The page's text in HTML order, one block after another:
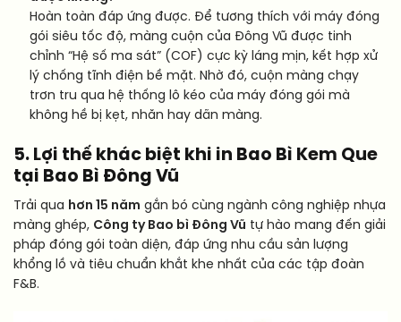
Hoàn toàn đáp ứng được. Để tương thích với máy đóng
gói siêu tốc độ, màng cuộn của Đông Vũ được tinh
chỉnh “Hệ số ma sát” (COF) cực kỳ láng mịn, kết hợp xử
lý chống tĩnh điện bề mặt. Nhờ đó, cuộn màng chạy
trơn tru qua hệ thống lô kéo của máy đóng gói mà
không hề bị kẹt, nhăn hay dãn màng.
5. Lợi thế khác biệt khi in Bao Bì Kem Que
tại Bao Bì Đông Vũ
Trải qua hơn 15 năm gắn bó cùng ngành công nghiệp nhựa
màng ghép, Công ty Bao bì Đông Vũ tự hào mang đến giải
pháp đóng gói toàn diện, đáp ứng nhu cầu sản lượng
khổng lồ và tiêu chuẩn khắt khe nhất của các tập đoàn
F&B.